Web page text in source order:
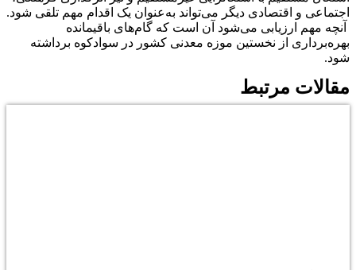
اجتماعی و اقتصادی دیگر می‌تواند به‌عنوان یک اقدام مهم تلقی شود.
آنچه مهم ارزیابی می‌شود آن است که گام‌های باقیمانده
بهره‌برداری از نخستین موزه معدنی کشور در سوادکوه برداشته
شود.
مقالات مرتبط